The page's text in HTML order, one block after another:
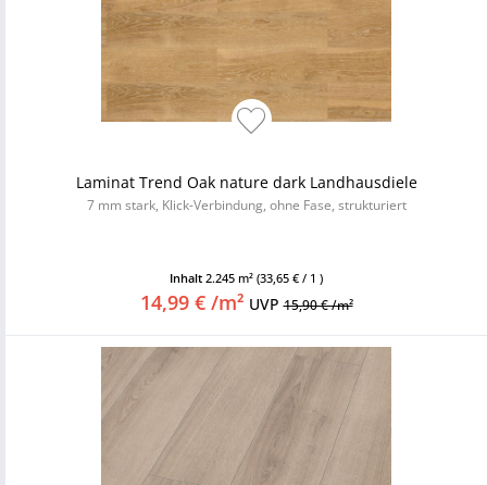
Laminat Trend Oak nature dark Landhausdiele
7 mm stark, Klick-Verbindung, ohne Fase, strukturiert
Inhalt 2.245 m² (33,65 € / 1 )
14,99 € /m² UVP15,90 € /m²